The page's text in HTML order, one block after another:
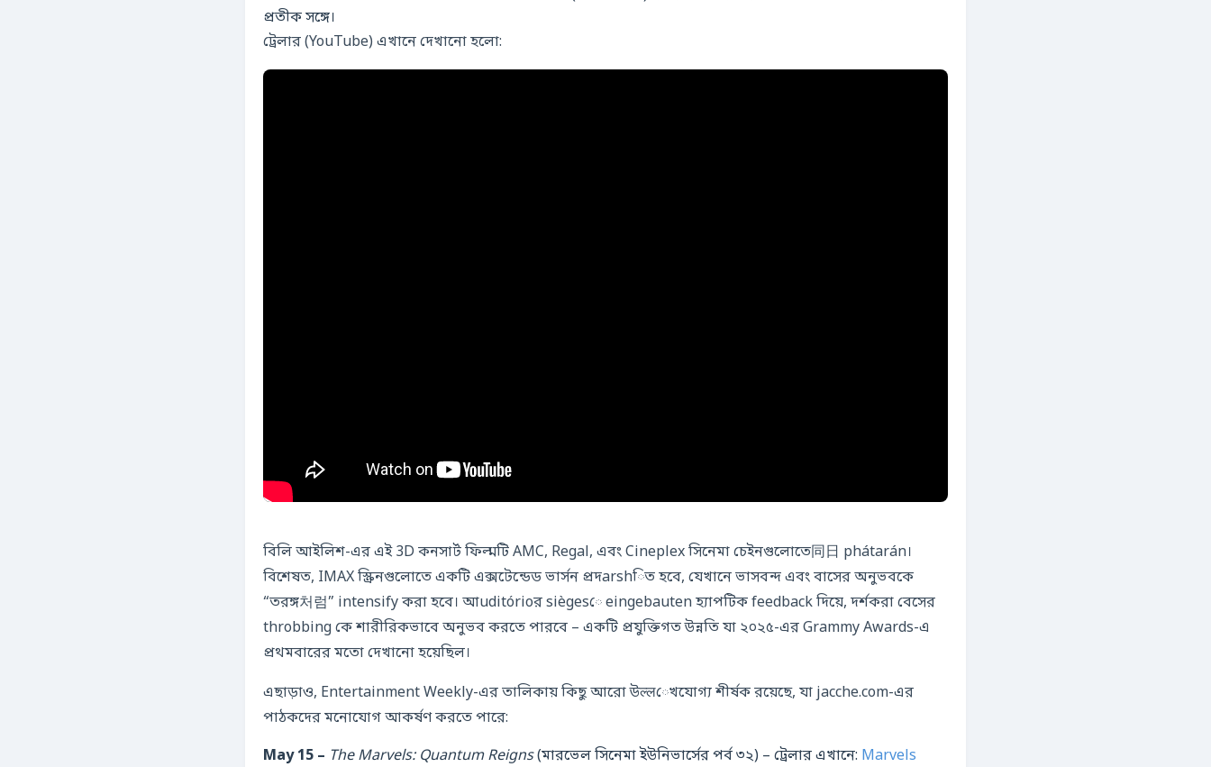
প্রতীক সঙ্গে।
ট্রেলার (YouTube) এখানে দেখানো হলো:
বিলি আইলিশ-এর এই 3D কনসার্ট ফিল্মটি AMC, Regal, এবং Cineplex সিনেমা চেইনগুলোতে同日 phátarán।
বিশেষত, IMAX স্ক্রিনগুলোতে একটি এক্সটেন্ডেড ভার্সন প্রদarshিত হবে, যেখানে ভাসবন্দ এবং বাসের অনুভবকে
“তরঙ্গ처럼” intensify করা হবে। আuditórioর siègesে eingebauten হ্যাপটিক feedback দিয়ে, দর্শকরা বেসের
throbbing কে শারীরিকভাবে অনুভব করতে পারবে – একটি প্রযুক্তিগত উন্নতি যা ২০২৫-এর Grammy Awards-এ
প্রথমবারের মতো দেখানো হয়েছিল।
এছাড়াও, Entertainment Weekly-এর তালিকায় কিছু আরো উल्लেখযোগ্য শীর্ষক রয়েছে, যা jacche.com-এর
পাঠকদের মনোযোগ আকর্ষণ করতে পারে:
May 15 – The Marvels: Quantum Reigns(মারভেল সিনেমা ইউনিভার্সের পর্ব ৩২) – ট্রেলার এখানে: Marvels